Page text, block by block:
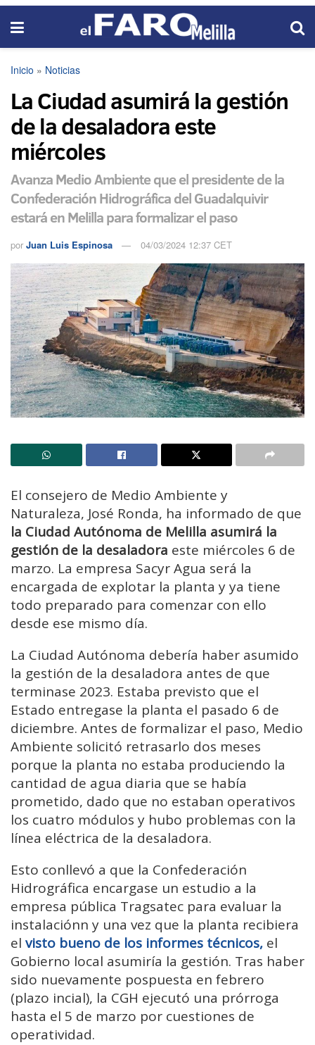
Inicio » Noticias
La Ciudad asumirá la gestión
de la desaladora este
miércoles
Avanza Medio Ambiente que el presidente de la
Confederación Hidrográfica del Guadalquivir
estará en Melilla para formalizar el paso
por Juan Luis Espinosa 04/03/2024 12:37 CET
El consejero de Medio Ambiente y
Naturaleza, José Ronda, ha informado de que
la Ciudad Autónoma de Melilla asumirá la
gestión de la desaladora este miércoles 6 de
marzo. La empresa Sacyr Agua será la
encargada de explotar la planta y ya tiene
todo preparado para comenzar con ello
desde ese mismo día.
La Ciudad Autónoma debería haber asumido
la gestión de la desaladora antes de que
terminase 2023. Estaba previsto que el
Estado entregase la planta el pasado 6 de
diciembre. Antes de formalizar el paso, Medio
Ambiente solicitó retrasarlo dos meses
porque la planta no estaba produciendo la
cantidad de agua diaria que se había
prometido, dado que no estaban operativos
los cuatro módulos y hubo problemas con la
línea eléctrica de la desaladora.
Esto conllevó a que la Confederación
Hidrográfica encargase un estudio a la
empresa pública Tragsatec para evaluar la
instalaciónn y una vez que la planta recibiera
el visto bueno de los informes técnicos, el
Gobierno local asumiría la gestión. Tras haber
sido nuevamente pospuesta en febrero
(plazo incial), la CGH ejecutó una prórroga
hasta el 5 de marzo por cuestiones de
operatividad.